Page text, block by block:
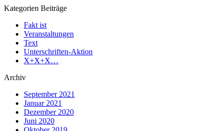
Kategorien Beiträge
Fakt ist
Veranstaltungen
Text
Unterschriften-Aktion
X+X+X…
Archiv
September 2021
Januar 2021
Dezember 2020
Juni 2020